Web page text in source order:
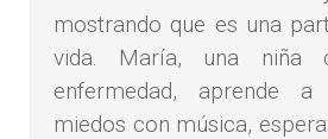
mostrando que es una
vida. María, una niña
enfermedad, aprende
miedos con música,